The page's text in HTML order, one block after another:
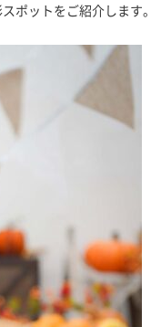
ポットをご紹介します。